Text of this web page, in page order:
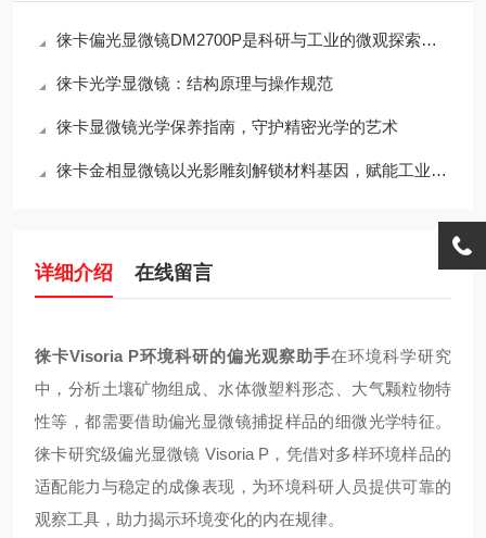
徕卡偏光显微镜DM2700P是科研与工业的微观探索仪器
徕卡光学显微镜：结构原理与操作规范
徕卡显微镜光学保养指南，守护精密光学的艺术
徕卡金相显微镜以光影雕刻解锁材料基因，赋能工业质检与科研突破
详细介绍 在线留言
徕卡Visoria P环境科研的偏光观察助手在环境科学研究
中，分析土壤矿物组成、水体微塑料形态、大气颗粒物特
性等，都需要借助偏光显微镜捕捉样品的细微光学特征。
徕卡研究级偏光显微镜 Visoria P，凭借对多样环境样品的
适配能力与稳定的成像表现，为环境科研人员提供可靠的
观察工具，助力揭示环境变化的内在规律。